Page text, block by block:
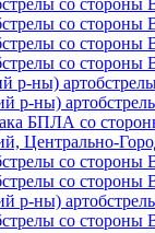
со
со
со
р-ны)
р-ны)
БПЛА со
Центрально-
со
со
р-ны)
со